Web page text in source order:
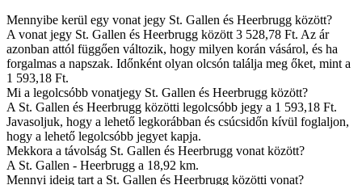
Mennyibe kerül egy vonat jegy St. Gallen és Heerbrugg között?
A vonat jegy St. Gallen és Heerbrugg között 3 528,78 Ft. Az ár
azonban attól függően változik, hogy milyen korán vásárol, és ha
forgalmas a napszak. Időnként olyan olcsón találja meg őket, mint a
1 593,18 Ft.
Mi a legolcsóbb vonatjegy St. Gallen és Heerbrugg között?
A St. Gallen és Heerbrugg közötti legolcsóbb jegy a 1 593,18 Ft.
Javasoljuk, hogy a lehető legkorábban és csúcsidőn kívül foglaljon,
hogy a lehető legolcsóbb jegyet kapja.
Mekkora a távolság St. Gallen és Heerbrugg vonat között?
A St. Gallen - Heerbrugg a 18,92 km.
Mennyi ideig tart a St. Gallen és Heerbrugg közötti vonat?